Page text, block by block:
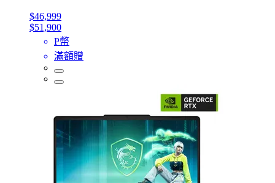
$46,999
$51,900
P幣
滿額贈